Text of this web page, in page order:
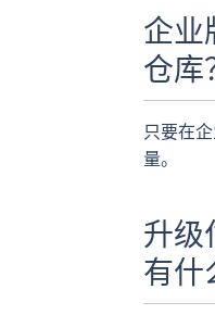
企业
仓库
只要在
量。
升级
有什